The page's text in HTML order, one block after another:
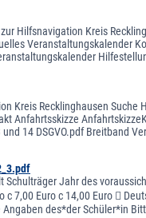
Hilfsnavigation Kreis
Veranstaltungskalender
Kreis Recklinghausen
Anfahrtsskizze
14 DSGVO.pdf Breitband
Schulträger Jahr des
7,00 Euro c 14,00 Euro 
des*der Schüler*in